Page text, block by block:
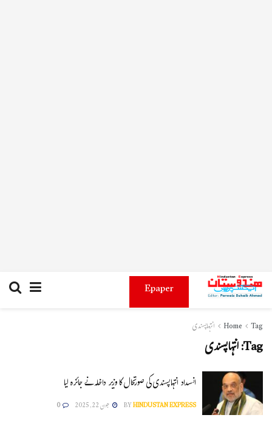
Epaper
Home Tag انتہاپسندی
Tag:انتہاپسندی
انسداد انتہاپسندی کی صورتحال کا وزیر داخلہ نے جائزہ لیا
BYHINDUSTAN EXPRESS جون 22, 2025 0